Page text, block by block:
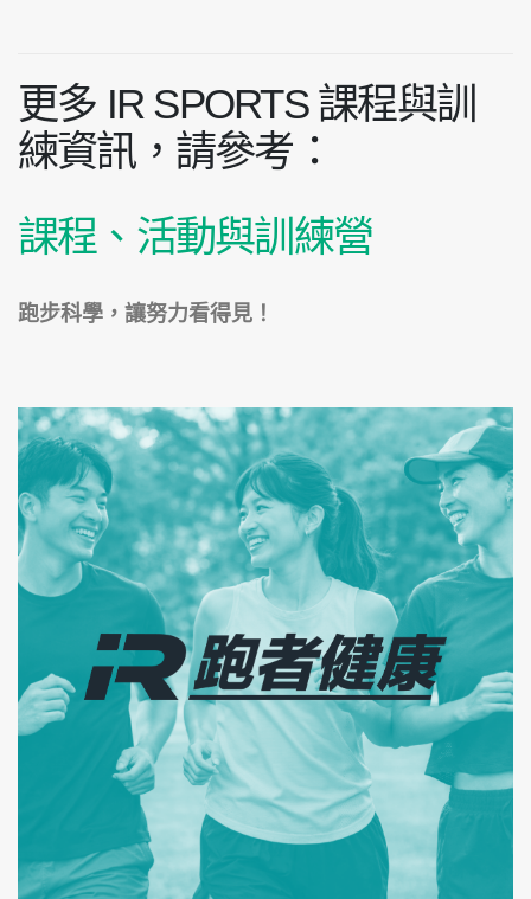
更多 IR SPORTS 課程與訓
練資訊，請參考：
課程、活動與訓練營
跑步科學，讓努力看得見！